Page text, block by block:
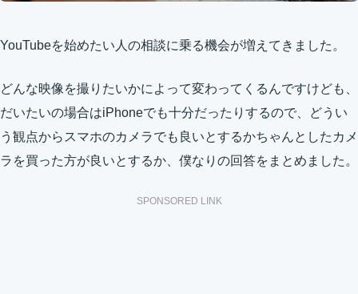
YouTubeを始めたい人の相談に乗る機会が増えてきました。
どんな映像を撮りたいかによって変わってくるんですけども、
だいたいの場合はiPhoneでも十分だったりするので、どうい
う観点からスマホのカメラでも良いとするかちゃんとしたカメ
ラを買った方が良いとするか、僕なりの回答をまとめました。
SPONSORED LINK